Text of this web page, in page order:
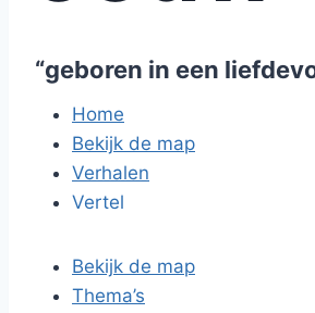
“geboren in een
Home
Bekijk de map
Verhalen
Vertel
Bekijk de map
Thema’s